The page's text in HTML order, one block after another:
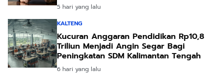
5 hari yang lalu
KALTENG
Kucuran Anggaran Pendidikan Rp10,8
Triliun Menjadi Angin Segar Bagi
Peningkatan SDM Kalimantan Tengah
6 hari yang lalu